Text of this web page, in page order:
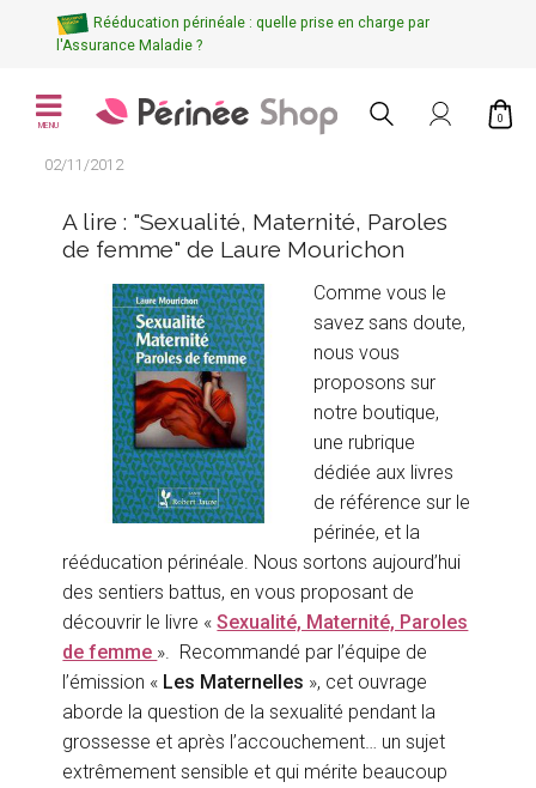
Rééducation périnéale : quelle prise en charge par
l'Assurance Maladie ?
MENU
0
02/11/2012
A lire : "Sexualité, Maternité, Paroles
de femme" de Laure Mourichon
Comme vous le
savez sans doute,
nous vous
proposons sur
notre boutique,
une rubrique
dédiée aux livres
de référence sur le
périnée, et la
rééducation périnéale. Nous sortons aujourd’hui
des sentiers battus, en vous proposant de
découvrir le livre «Sexualité, Maternité, Paroles
de femme ». Recommandé par l’équipe de
l’émission « Les Maternelles », cet ouvrage
aborde la question de la sexualité pendant la
grossesse et après l’accouchement… un sujet
extrêmement sensible et qui mérite beaucoup